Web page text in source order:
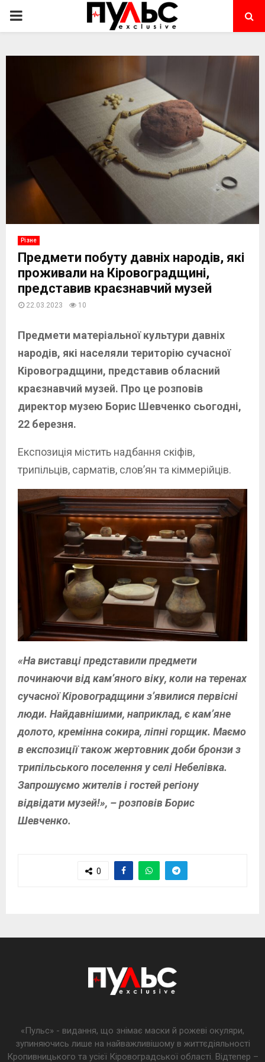
PRIMARY
Різне
Предмети побуту давніх народів, які
проживали на Кіровоградщині,
представив краєзнавчий музей
22.03.2023 10
Предмети матеріальної культури давніх
народів, які населяли територію сучасної
Кіровоградщини, представив обласний
краєзнавчий музей. Про це розповів
директор музею Борис Шевченко сьогодні,
22 березня.
Експозиція містить надбання скіфів,
трипільців, сарматів, слов’ян та кіммерійців.
«На виставці представили предмети
починаючи від кам’яного віку, коли на теренах
сучасної Кіровоградщини з’явилися первісні
люди. Найдавнішими, наприклад, є кам’яне
долото, кремінна сокира, ліпні горщик. Маємо
в експозиції також жертовник доби бронзи з
трипільського поселення у селі Небелівка.
Запрошуємо жителів і гостей регіону
відвідати музей!», – розповів Борис
Шевченко.
0
«Пульс» - видання, що знімає маски й рожеві окуляри,
зупиняючись лише на найважливішому в життєдіяльності
Кропивницького та усієї Кіровоградської області. Відтепер –